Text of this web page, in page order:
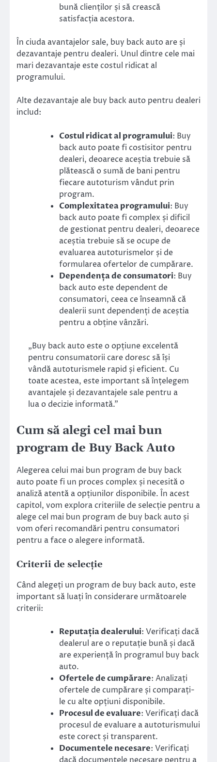
bună clienților și să crească
satisfacția acestora.
În ciuda avantajelor sale, buy back auto are și
dezavantaje pentru dealeri. Unul dintre cele mai
mari dezavantaje este costul ridicat al
programului.
Alte dezavantaje ale buy back auto pentru dealeri
includ:
Costul ridicat al programului: Buy
back auto poate fi costisitor pentru
dealeri, deoarece aceștia trebuie să
plătească o sumă de bani pentru
fiecare autoturism vândut prin
program.
Complexitatea programului: Buy
back auto poate fi complex și dificil
de gestionat pentru dealeri, deoarece
aceștia trebuie să se ocupe de
evaluarea autoturismelor și de
formularea ofertelor de cumpărare.
Dependența de consumatori: Buy
back auto este dependent de
consumatori, ceea ce înseamnă că
dealerii sunt dependenți de aceștia
pentru a obține vânzări.
„Buy back auto este o opțiune excelentă
pentru consumatorii care doresc să își
vândă autoturismele rapid și eficient. Cu
toate acestea, este important să înțelegem
avantajele și dezavantajele sale pentru a
lua o decizie informată.”
Cum să alegi cel mai bun
program de Buy Back Auto
Alegerea celui mai bun program de buy back
auto poate fi un proces complex și necesită o
analiză atentă a opțiunilor disponibile. În acest
capitol, vom explora criteriile de selecție pentru a
alege cel mai bun program de buy back auto și
vom oferi recomandări pentru consumatori
pentru a face o alegere informată.
Criterii de selecție
Când alegeți un program de buy back auto, este
important să luați în considerare următoarele
criterii:
Reputația dealerului: Verificați dacă
dealerul are o reputație bună și dacă
are experiență în programul buy back
auto.
Ofertele de cumpărare: Analizați
ofertele de cumpărare și comparați-
le cu alte opțiuni disponibile.
Procesul de evaluare: Verificați dacă
procesul de evaluare a autoturismului
este corect și transparent.
Documentele necesare: Verificați